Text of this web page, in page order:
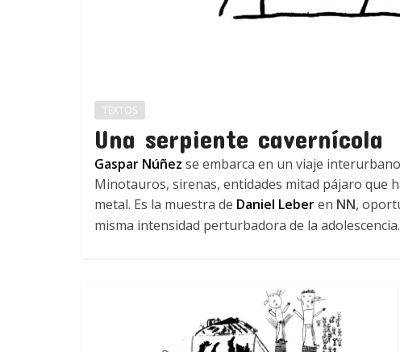
TEXTOS
Una serpiente cavernícola
Gaspar Núñez se embarca en un viaje
Minotauros, sirenas, entidades mitad pájaro que
metal. Es la muestra de Daniel Leberen NN,
misma intensidad perturbadora de la adolescencia.